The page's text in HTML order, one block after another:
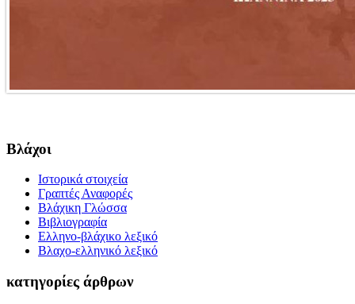
Βλάχοι
Ιστορικά στοιχεία
Γραπτές Αναφορές
Βλάχικη Γλώσσα
Βιβλιογραφία
Ελληνο-βλάχικο λεξικό
Βλαχο-ελληνικό λεξικό
κατηγορίες άρθρων